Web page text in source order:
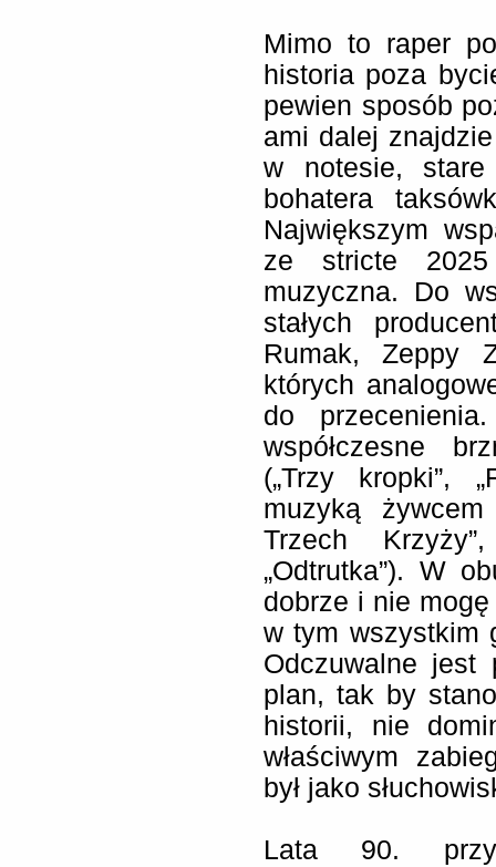
Mimo to raper
historia poza
pewien sposób
ami dalej
w notesie, stare
bohatera
Największym
ze stricte
muzyczna. Do
stałych
Rumak, Zeppy
których
do
współczesne
(„Trzy kropki”,
muzyką
Trzech
„Odtrutka”). W
dobrze i nie
w tym wszystkim
Odczuwalne jest
plan, tak by
historii, nie
właściwym
był jako
Lata 90.